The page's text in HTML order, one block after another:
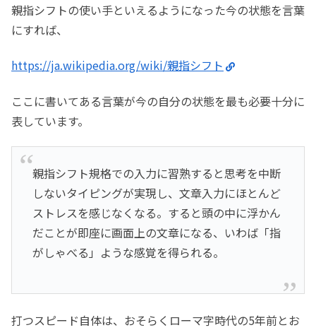
親指シフトの使い手といえるようになった今の状態を言葉
にすれば、
https://ja.wikipedia.org/wiki/親指シフト
ここに書いてある言葉が今の自分の状態を最も必要十分に
表しています。
親指シフト規格での入力に習熟すると思考を中断
しないタイピングが実現し、文章入力にほとんど
ストレスを感じなくなる。すると頭の中に浮かん
だことが即座に画面上の文章になる、いわば「指
がしゃべる」ような感覚を得られる。
打つスピード自体は、おそらくローマ字時代の5年前とお